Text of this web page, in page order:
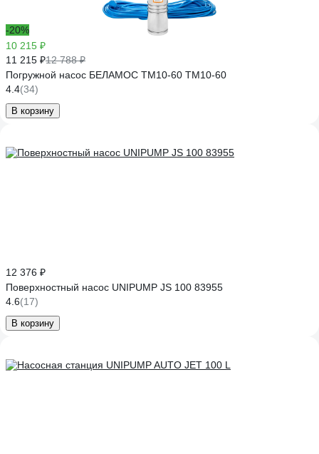
-20%
10 215 ₽
11 215 ₽12 788 ₽
Погружной насос БЕЛАМОС ТМ10-60 TM10-60
4.4(34)
В корзину
12 376 ₽
Поверхностный насос UNIPUMP JS 100 83955
4.6(17)
В корзину